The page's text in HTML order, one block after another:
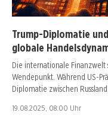
Trump-Diplomatie
globale
Die internationale
Wendepunkt. Während US-
Diplomatie zwischen Russland…
19.08.2025, 08:00 Uhr